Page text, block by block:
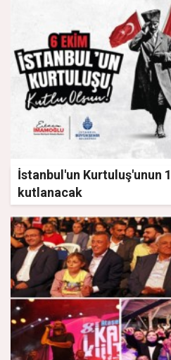
İstanbul'un Kurtuluş'unun
kutlanacak